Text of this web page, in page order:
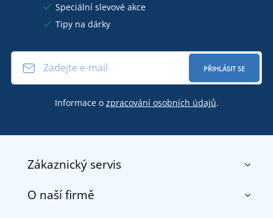
Speciální slevové akce
Tipy na dárky
PŘIHLÁSIT SE
Informace o zpracování osobních údajů.
Zákaznický servis
Kontakt
O naší firmě